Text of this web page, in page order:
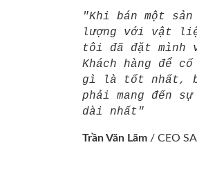
"Khi bán một sản
lượng với vật
tôi đã đặt mình
Khách hàng để
gì là tốt nhất,
phải mang đến
dài nhất"
Trần Văn Lãm / CEO